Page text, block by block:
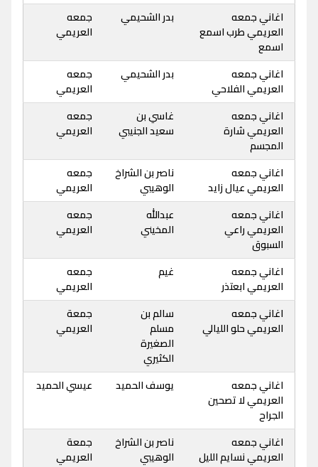
اغاني جمعه
العريمي طرب اسمع
اسمع
بدر الشحيمي
جمعه
العريمي
اغاني جمعه
العريمي الفلاحي
بدر الشحيمي
جمعه
العريمي
اغاني جمعه
العريمي شارة
المجسم
غاسي بن
سعيد الجنيبي
جمعه
العريمي
اغاني جمعه
العريمي عيال زايد
ناصر بن الشراخ
الوهيبي
جمعه
العريمي
اغاني جمعه
العريمي راعي
السبوق
عبدالله
المخيني
جمعه
العريمي
اغاني جمعه
العريمي ابعتذر
غيم
جمعه
العريمي
اغاني جمعه
العريمي حلو الليالي
سالم بن
مسلم
الصغيرة
الكثيري
جمعة
العريمي
اغاني جمعه
العريمي لا تصحين
الجراح
يوسف الحميد عيسي الحميد
اغاني جمعه
العريمي نسايم الليل
ناصر بن الشراخ
الوهيبي
جمعة
العريمي